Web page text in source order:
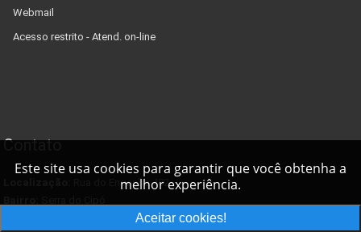
Webmail
Acesso restrito - Atend. on-line
Contato
Rua do Engenho 482
Santa do Riacho-MG
Este site usa cookies para garantir que você obtenha a
melhor experiência.
Aceitar cookies!